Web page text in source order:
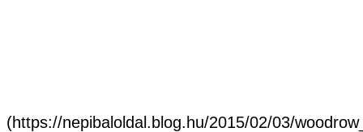
(https://nepibaloldal.blog.hu/2015/02/03/